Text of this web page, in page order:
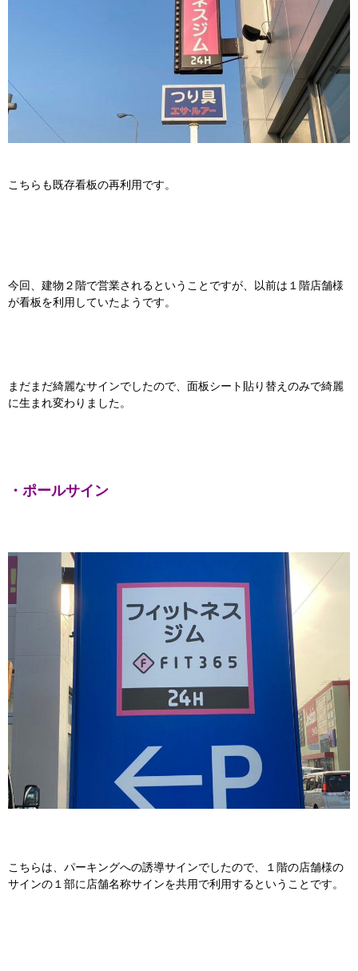
こちらも既存看板の再利用です。
今回、建物２階で営業されるということですが、以前は１階店舗様
が看板を利用していたようです。
まだまだ綺麗なサインでしたので、面板シート貼り替えのみで綺麗
に生まれ変わりました。
・ポールサイン
こちらは、パーキングへの誘導サインでしたので、１階の店舗様の
サインの１部に店舗名称サインを共用で利用するということです。